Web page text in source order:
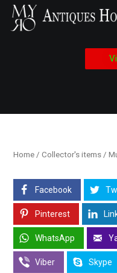
Home / Collector's items /
Facebook
Pinterest
WhatsApp
Viber Skype